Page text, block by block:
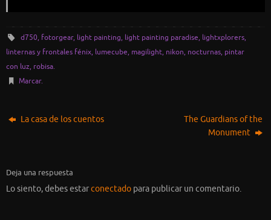
d750, fotorgear, light painting, light painting paradise, lightxplorers,
linternas y frontales fénix, lumecube, magilight, nikon, nocturnas, pintar
con luz, robisa.
Marcar.
La casa de los cuentos
The Guardians of the
Monument
Deja una respuesta
Lo siento, debes estarconectado para publicar un comentario.